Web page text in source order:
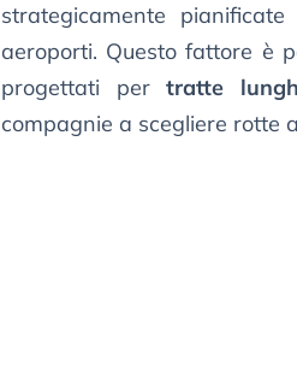
strategicamente
aeroporti. Questo fattore è
progettati pertratte
compagnie a scegliere rotte